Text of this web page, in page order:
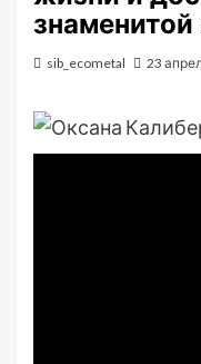
sib_ecometal 23